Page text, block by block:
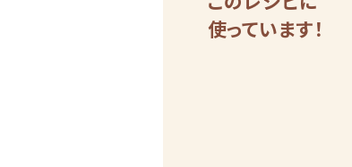
使っています！